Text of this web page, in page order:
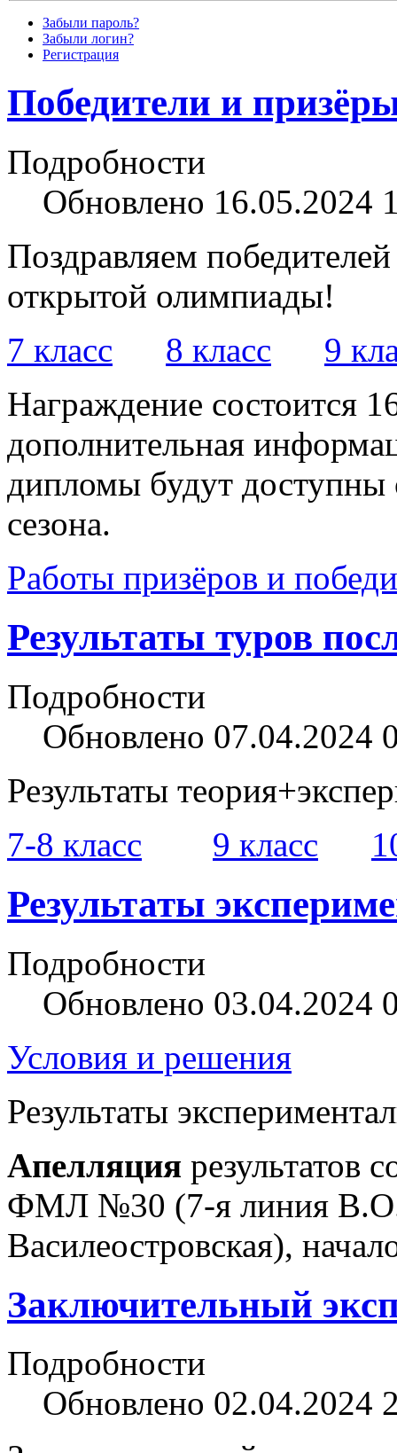
Забыли пароль?
Забыли логин?
Регистрация
Победители и
Подробности
Обновлено 16.05.2024
Поздравляем
открытой олимпиады!
7 класс
8 класс
9
Награждение
дополнительная
дипломы будут
сезона.
Работы призёров и
Результаты туров
Подробности
Обновлено 07.04.2024
Результаты
7-8 класс
9 класс
Результаты
Подробности
Обновлено 03.04.2024
Условия и решения
Результаты
Апелляция результатов
ФМЛ №30 (7-я линия
Василеостровская),
Заключительный
Подробности
Обновлено 02.04.2024